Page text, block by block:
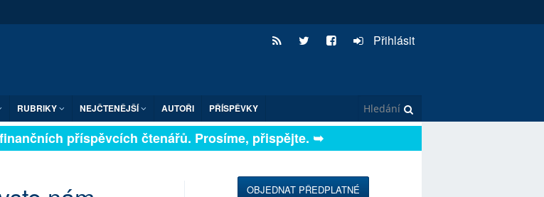
Přihlásit
RUBRIKY NEJČTENĚJŠÍ AUTOŘI PŘÍSPĚVKY
příspěvcích čtenářů. Prosíme, přispějte. ➥
OBJEDNAT PŘEDPLATNÉ